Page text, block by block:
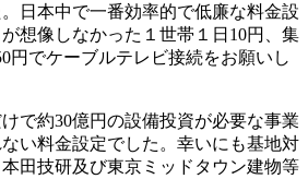
日本中で一番効率的で低廉な料金設
想像しなかった１世帯１日10円、集
円でケーブルテレビ接続をお願いし
で約30億円の設備投資が必要な事業
い料金設定でした。幸いにも基地対
田技研及び東京ミッドタウン建物等